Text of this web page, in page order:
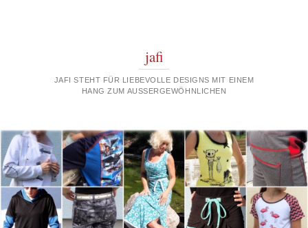
jafi
JAFI STEHT FÜR LIEBEVOLLE DESIGNS MIT EINEM
HANG ZUM AUSSERGEWÖHNLICHEN